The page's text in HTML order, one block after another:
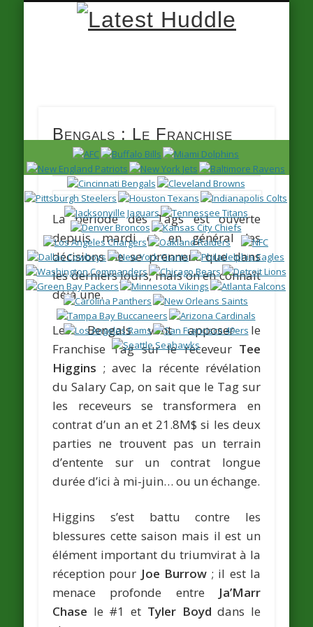
Bengals : Le Franchise
Tag pour Tee Higgins
La période des Tags est ouverte
depuis mardi et en général les
décisions ne se prennent que dans
les derniers jours, mais on en connaît
déjà une.
Les Bengals vont apposer le
Franchise Tag sur le receveur Tee
Higgins ; avec la récente révélation
du Salary Cap, on sait que le Tag sur
les receveurs se transformera en
contrat d’un an et 21.8M$ si les deux
parties ne trouvent pas un terrain
d’entente sur un contrat longue
durée d’ici à mi-juin… ou un échange.
Higgins s’est battu contre les
blessures cette saison mais il est un
élément important du triumvirat à la
réception pour Joe Burrow; il est la
menace profonde entre Ja’Marr
Chase le #1 et Tyler Boyd dans le